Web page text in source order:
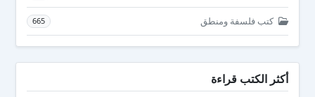
كتب فلسفة ومنطق 665
أكثر الكتب قراءة